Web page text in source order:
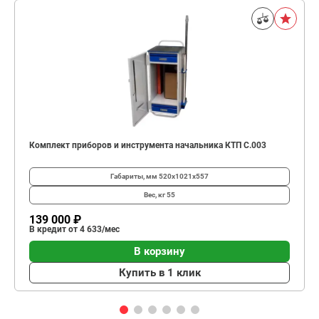
Комплект приборов и инструмента начальника КТП C.003
Габариты, мм 520х1021х557
Вес, кг55
139 000 ₽
В кредит от 4 633/мес
В корзину
Купить в 1 клик